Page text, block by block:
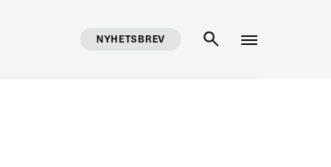
NYHETSBREV